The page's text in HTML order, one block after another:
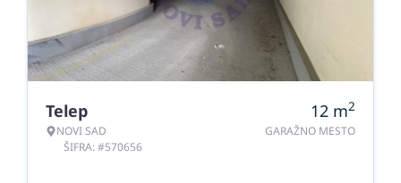
Telep
NOVI SAD
ŠIFRA: #570656
12 m2
GARAŽNO MESTO